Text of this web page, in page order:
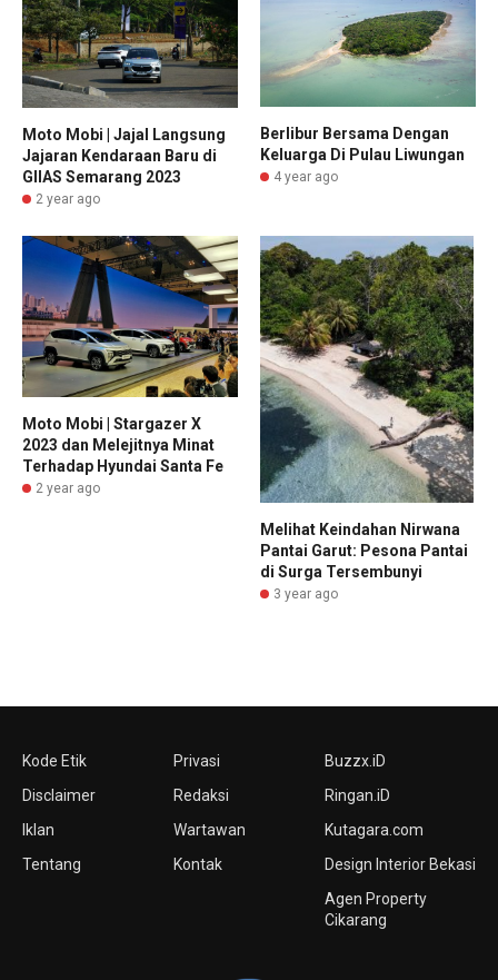
Moto Mobi | Jajal Langsung
Jajaran Kendaraan Baru di
GIIAS Semarang 2023
2 year ago
Berlibur Bersama Dengan
Keluarga Di Pulau Liwungan
4 year ago
Moto Mobi | Stargazer X
2023 dan Melejitnya Minat
Terhadap Hyundai Santa Fe
2 year ago
Melihat Keindahan Nirwana
Pantai Garut: Pesona Pantai
di Surga Tersembunyi
3 year ago
Kode Etik
Disclaimer
Iklan
Tentang
Privasi
Redaksi
Wartawan
Kontak
Buzzx.iD
Ringan.iD
Kutagara.com
Design Interior Bekasi
Agen Property
Cikarang